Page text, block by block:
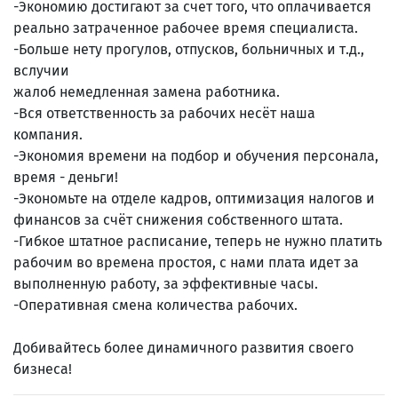
-Экономию достигают за счет того, что оплачивается
реально затраченное рабочее время специалиста.
-Больше нету прогулов, отпусков, больничных и т.д.,
вслучии
жалоб немедленная замена работника.
-Вся ответственность за рабочих несёт наша
компания.
-Экономия времени на подбор и обучения персонала,
время - деньги!
-Экономьте на отделе кадров, оптимизация налогов и
финансов за счёт снижения собственного штата.
-Гибкое штатное расписание, теперь не нужно платить
рабочим во времена простоя, с нами плата идет за
выполненную работу, за эффективные часы.
-Оперативная смена количества рабочих.
Добивайтесь более динамичного развития своего
бизнеса!